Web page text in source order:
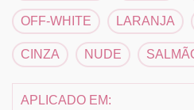
OFF-WHITE LARANJA
CINZA NUDE
APLICADO EM: